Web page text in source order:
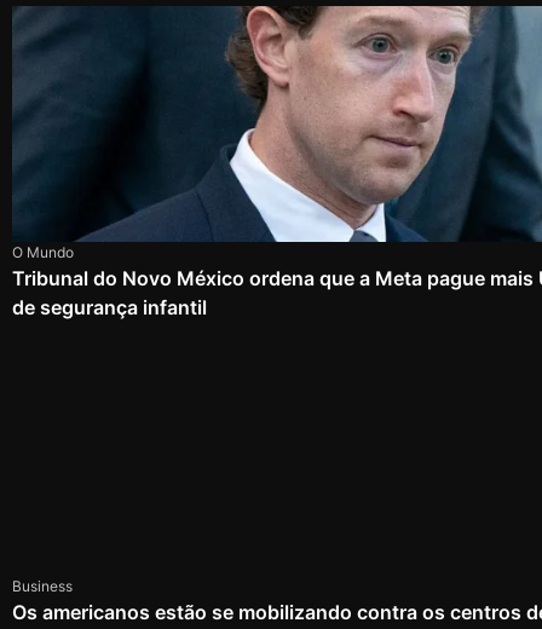
O Mundo
Tribunal do Novo México ordena que a Meta pague mais
de segurança infantil
Business
Os americanos estão se mobilizando contra os centros